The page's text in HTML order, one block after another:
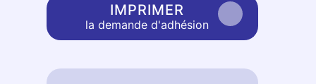
IMPRIMER
la demande d'adhésion